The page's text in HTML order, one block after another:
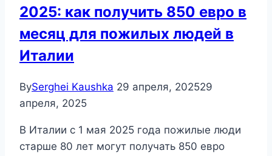
2025: как получить 850 евро в
месяц для пожилых людей в
Италии
BySerghei Kaushka 29 апреля, 202529
апреля, 2025
В Италии с 1 мая 2025 года пожилые люди
старше 80 лет могут получать 850 евро